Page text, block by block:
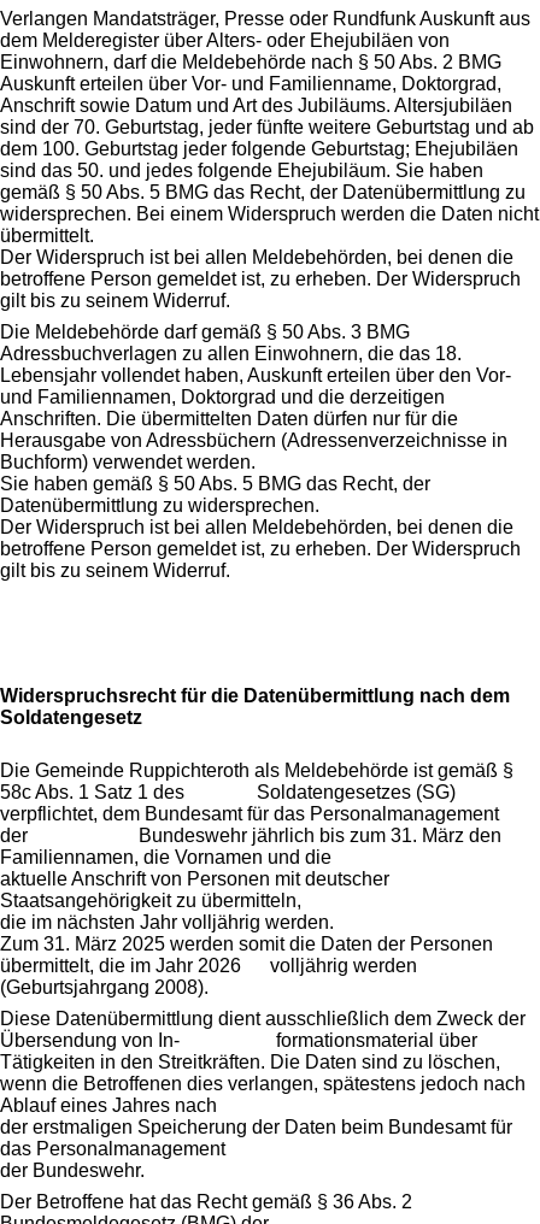
Verlangen Mandatsträger, Presse oder Rundfunk Auskunft aus
dem Melderegister über Alters- oder Ehejubiläen von
Einwohnern, darf die Meldebehörde nach § 50 Abs. 2 BMG
Auskunft erteilen über Vor- und Familienname, Doktorgrad,
Anschrift sowie Datum und Art des Jubiläums. Altersjubiläen
sind der 70. Geburtstag, jeder fünfte weitere Geburtstag und ab
dem 100. Geburtstag jeder folgende Geburtstag; Ehejubiläen
sind das 50. und jedes folgende Ehejubiläum. Sie haben
gemäß § 50 Abs. 5 BMG das Recht, der Datenübermittlung zu
widersprechen. Bei einem Widerspruch werden die Daten nicht
übermittelt.
Der Widerspruch ist bei allen Meldebehörden, bei denen die
betroffene Person gemeldet ist, zu erheben. Der Widerspruch
gilt bis zu seinem Widerruf.
Die Meldebehörde darf gemäß § 50 Abs. 3 BMG
Adressbuchverlagen zu allen Einwohnern, die das 18.
Lebensjahr vollendet haben, Auskunft erteilen über den Vor-
und Familiennamen, Doktorgrad und die derzeitigen
Anschriften. Die übermittelten Daten dürfen nur für die
Herausgabe von Adressbüchern (Adressenverzeichnisse in
Buchform) verwendet werden.
Sie haben gemäß § 50 Abs. 5 BMG das Recht, der
Datenübermittlung zu widersprechen.
Der Widerspruch ist bei allen Meldebehörden, bei denen die
betroffene Person gemeldet ist, zu erheben. Der Widerspruch
gilt bis zu seinem Widerruf.
Widerspruchsrecht für die Datenübermittlung nach dem
Soldatengesetz
Die Gemeinde Ruppichteroth als Meldebehörde ist gemäß §
58c Abs. 1 Satz 1 des Soldatengesetzes (SG)
verpflichtet, dem Bundesamt für das Personalmanagement
der Bundeswehr jährlich bis zum 31. März den
Familiennamen, die Vornamen und die
aktuelle Anschrift von Personen mit deutscher
Staatsangehörigkeit zu übermitteln,
die im nächsten Jahr volljährig werden.
Zum 31. März 2025 werden somit die Daten der Personen
übermittelt, die im Jahr 2026 volljährig werden
(Geburtsjahrgang 2008).
Diese Datenübermittlung dient ausschließlich dem Zweck der
Übersendung von In- formationsmaterial über
Tätigkeiten in den Streitkräften. Die Daten sind zu löschen,
wenn die Betroffenen dies verlangen, spätestens jedoch nach
Ablauf eines Jahres nach
der erstmaligen Speicherung der Daten beim Bundesamt für
das Personalmanagement
der Bundeswehr.
Der Betroffene hat das Recht gemäß § 36 Abs. 2